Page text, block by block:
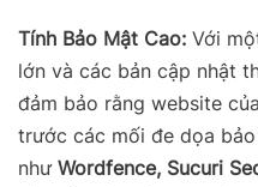
Tính Bảo Mật Cao: Với
lớn và các bản cập nhật
đảm bảo rằng website
trước các mối đe dọa
như Wordfence, Sucuri